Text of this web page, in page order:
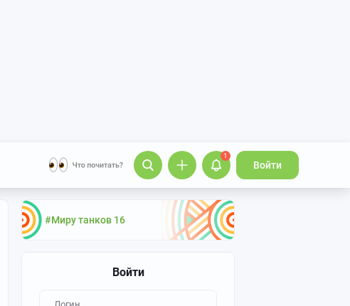
1
Войти
#Миру танков 16
Войти